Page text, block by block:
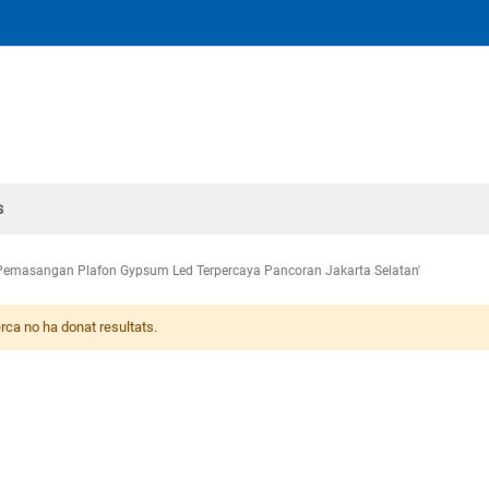
Plafon Gypsum Led Terpercaya Pancoran Jakarta Selatan'
no ha donat resultats.